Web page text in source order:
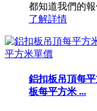
都知道我們的報
了解詳情
鋁扣板吊頂每
板每平方米 ...